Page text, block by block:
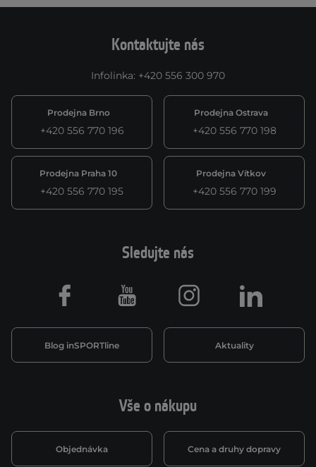
Kontaktujte nás
Infolinka: +420 556 300 970
Prodejna Brno
+420 556 770 196
Prodejna Ostrava
+420 556 770 198
Prodejna Praha 10
+420 556 770 195
Prodejna Vítkov
+420 556 770 199
Vše o nákupu
Objednávka Cena a druhy dopravy
Sledujte nás
Blog inSPORTline Aktuality
Facebook Youtube Instagram LinkedIn